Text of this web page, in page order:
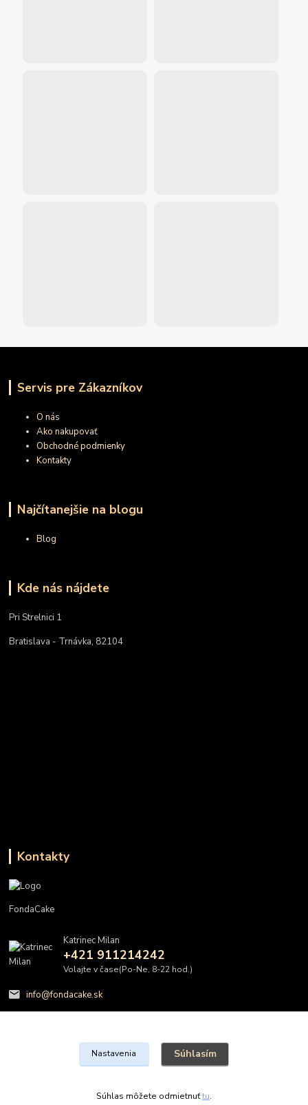
Servis pre Zákazníkov
O nás
Ako nakupovať
Obchodné podmienky
Kontakty
Najčítanejšie na blogu
Blog
Kde nás nájdete
Pri Strelnici 1
Bratislava - Trnávka, 82104
Kontakty
FondaCake
Katrinec Milan
+421 911214242
Volajte v čase(Po-Ne, 8-22 hod.)
info@fondacake.sk
Nastavenia Súhlasím
Súhlas môžete odmietnuťtu.